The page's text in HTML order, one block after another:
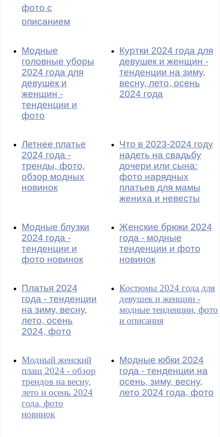
фото с
описанием
Модные
головные уборы
2024 года для
девушек и
женщин -
тенденции и
фото
Куртки 2024 года для
девушек и женщин -
тенденции на зиму,
весну, лето, осень
2024 года
Летнее платье
2024 года -
тренды, фото,
обзор модных
новинок
Что в 2023-2024 году
надеть на свадьбу
дочери или сына:
фото нарядных
платьев для мамы
жениха и невесты
Модные блузки
2024 года -
тенденции и
фото новинок
Женские брюки 2024
года - модные
тенденции и фото
новинок
Платья 2024
года - тенденции
на зиму, весну,
лето, осень
2024, фото
Костюмы 2024 года для
девушек и женщин -
модные тенденции, фото
и описания
Модный женский
плащ 2024 - обзор
трендов на весну,
лето и осень 2024
года, фото
новинок
Модные юбки 2024
года - тенденции на
осень, зиму, весну,
лето 2024 года, фото